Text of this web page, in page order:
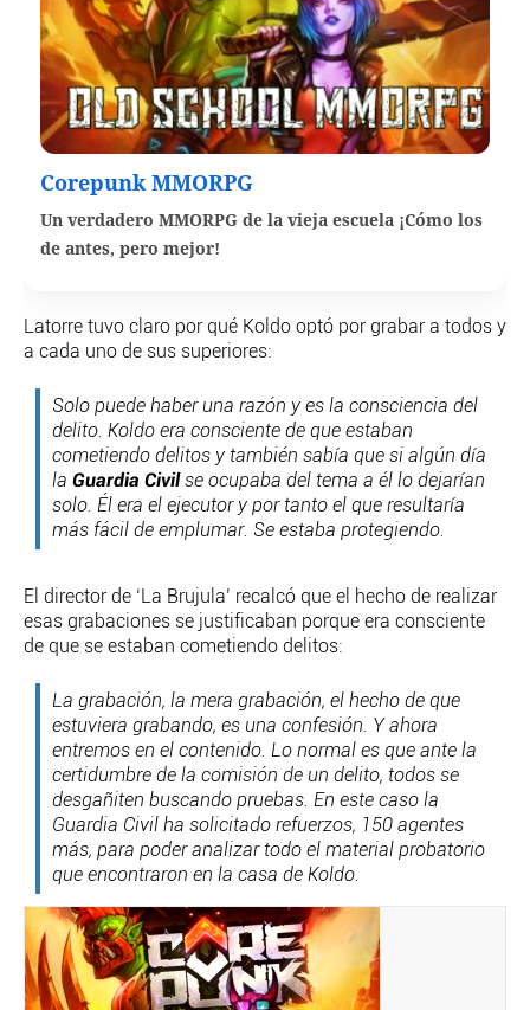
Corepunk MMORPG
Un verdadero MMORPG de la vieja escuela ¡Cómo los
de antes, pero mejor!
Latorre tuvo claro por qué Koldo optó por grabar a todos y
a cada uno de sus superiores:
Solo puede haber una razón y es la consciencia del
delito. Koldo era consciente de que estaban
cometiendo delitos y también sabía que si algún día
la Guardia Civilse ocupaba del tema a él lo dejarían
solo. Él era el ejecutor y por tanto el que resultaría
más fácil de emplumar. Se estaba protegiendo.
El director de ‘La Brujula’ recalcó que el hecho de realizar
esas grabaciones se justificaban porque era consciente
de que se estaban cometiendo delitos:
La grabación, la mera grabación, el hecho de que
estuviera grabando, es una confesión. Y ahora
entremos en el contenido. Lo normal es que ante la
certidumbre de la comisión de un delito, todos se
desgañiten buscando pruebas. En este caso la
Guardia Civil ha solicitado refuerzos, 150 agentes
más, para poder analizar todo el material probatorio
que encontraron en la casa de Koldo.